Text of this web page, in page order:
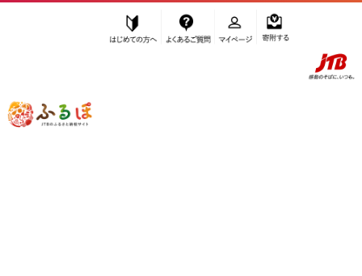
ふるぽ JTBのふるさと納税サイト